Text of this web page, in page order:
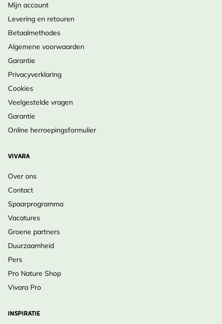
•Wanneer te zaaien
doelgericht.
•Bodem & Licht
grond.
•Onderhoud
uitzaai wilt; stengels na de winter verwijderen.
•Winteroverleving
daarna bloei en sterfte.
•Levensduur
Plantmaanden
Mijn account
Levering en retouren
Betaalmethodes
Algemene voorwaarden
Garantie
Privacyverklaring
Cookies
Veelgestelde vragen
Garantie
Online herroepingsformulier
VIVARA
Over ons
Contact
Spaarprogramma
Vacatures
Groene partners
Duurzaamheid
Pers
Pro Nature Shop
Vivara Pro
INSPIRATIE